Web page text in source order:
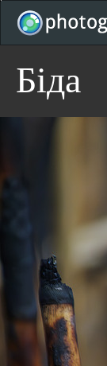
Біда